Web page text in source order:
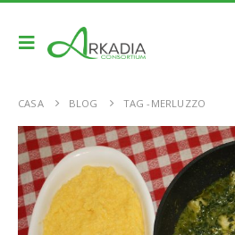
CASA BLOG TAG - MERLUZZO